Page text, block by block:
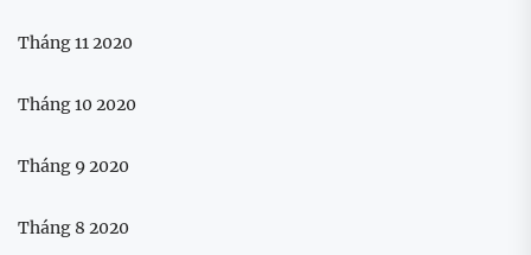
Tháng 11 2020
Tháng 10 2020
Tháng 9 2020
Tháng 8 2020